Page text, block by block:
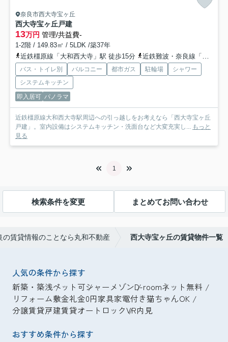
奈良市西大寺宝ヶ丘
西大寺宝ヶ丘戸建
13万円 管理/共益費-
1-2階 / 149.83㎡ / 5LDK /築37年
近鉄橿原線「大和西大寺」駅 徒歩15分
近鉄難波・奈良線「菖蒲池」駅 徒歩14分
バス・トイレ別 バルコニー 都市ガス 駐輪場
シャワー
システムキッチン
即入居可 パノラマ
近鉄橿原線大和西大寺駅周辺への引っ越しをお考えなら「西大寺宝ヶ丘
戸建」。室内設備はシステムキッチン・洗面台など大変充実し... もっと
見る
1
検索条件を変更 まとめてお問い合わせ
の賃貸情報のことなら丸和不動産 西大寺宝ヶ丘の賃貸物件一覧
人気の条件から探す
新築・築浅ペット可シャーメゾンD-roomネット無料
リフォーム敷金礼金0円家具家電付き猫ちゃんOK
分譲賃貸戸建賃貸オートロックVR内見
おすすめ条件から探す